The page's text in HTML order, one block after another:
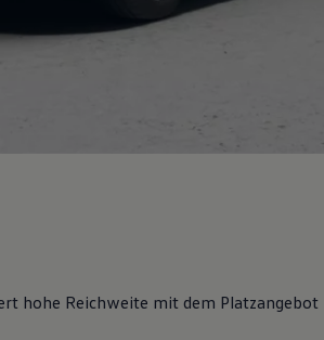
und Flüssigkeiten
und Reifen
und Pflege
und Fahrzeug verbinden
hohe Reichweite mit dem Platzangebot